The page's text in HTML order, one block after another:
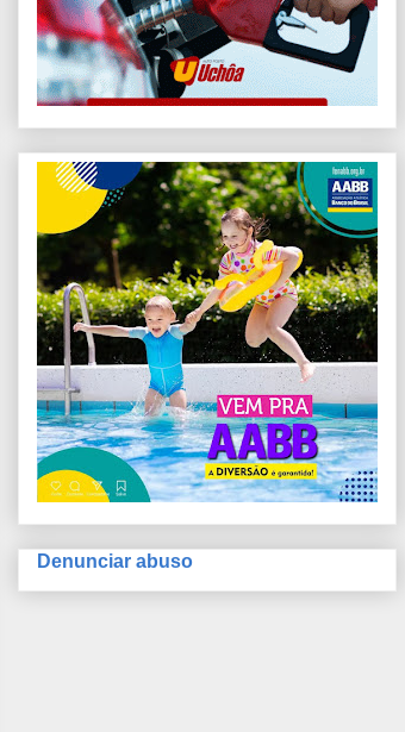
Denunciar abuso